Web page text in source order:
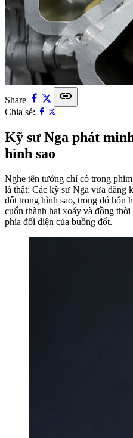
Share link
Chia sẻ:
Kỹ sư Nga phát
hình sao
Nghe tên tưởng chỉ có trong
là thật: Các kỹ sư Nga vừa đăng
đốt trong hình sao, trong đó hỗn
cuốn thành hai xoáy và đồng
phía đối diện của buồng đốt.